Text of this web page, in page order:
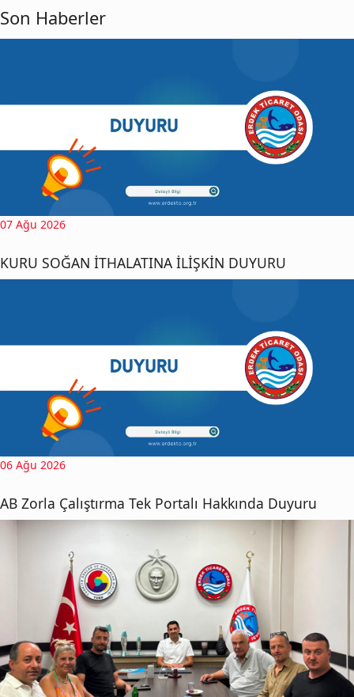
Son Haberler
07 Ağu 2026
KURU SOĞAN İTHALATINA İLİŞKİN DUYURU
06 Ağu 2026
AB Zorla Çalıştırma Tek Portalı Hakkında Duyuru